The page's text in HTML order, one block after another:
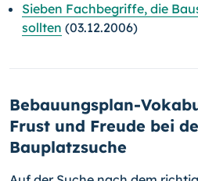
Sieben Fachbegriffe, die
sollten (03.12.2006)
Bebauungsplan-
Frust und Freude bei
Bauplatzsuche